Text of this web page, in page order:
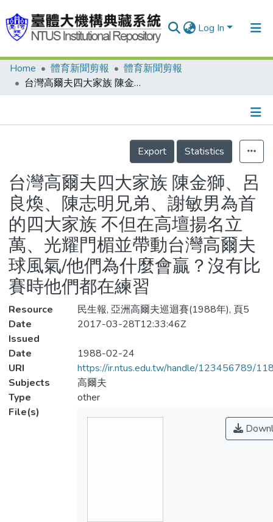
Log In
Communities & Collections
Statistics
Home 體育新聞剪報
體育新聞剪報
台灣高爾夫四大家族 陳金獅、呂良煥、陳志明兄弟、謝敏男為首的四大家族 不但在高壇揚名立萬、光耀門楣並帶動台灣高爾夫球風氣/他們為什麼會贏？沒有比賽時他們都在練習
Details
Export
Statistics
台灣高爾夫四大家族 陳金獅、呂
良煥、陳志明兄弟、謝敏男為首
的四大家族 不但在高壇揚名立
萬、光耀門楣並帶動台灣高爾夫
球風氣/他們為什麼會贏？沒有比
賽時他們都在練習
Resource
民生報, 亞洲高爾夫巡迴賽(1988年), 頁5
Date
Issued
2017-03-28T12:33:46Z
Date
1988-02-24
URI
https://ir.ntus.edu.tw/handle/123456789/
Subjects
高爾夫
Type
other
File(s)